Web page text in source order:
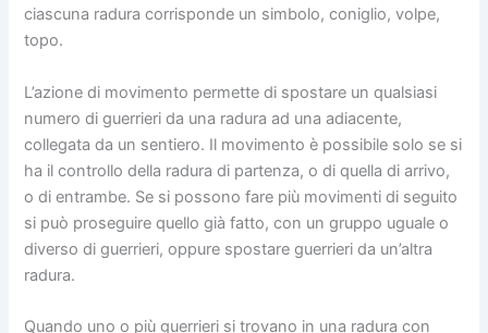
ciascuna radura corrisponde un simbolo, coniglio, volpe,
topo.
L’azione di movimento permette di spostare un qualsiasi
numero di guerrieri da una radura ad una adiacente,
collegata da un sentiero. Il movimento è possibile solo se si
ha il controllo della radura di partenza, o di quella di arrivo,
o di entrambe. Se si possono fare più movimenti di seguito
si può proseguire quello già fatto, con un gruppo uguale o
diverso di guerrieri, oppure spostare guerrieri da un’altra
radura.
Quando uno o più guerrieri si trovano in una radura con